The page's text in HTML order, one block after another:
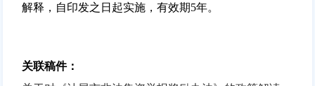
解释，自印发之日起实施，有效期5年。
关联稿件：